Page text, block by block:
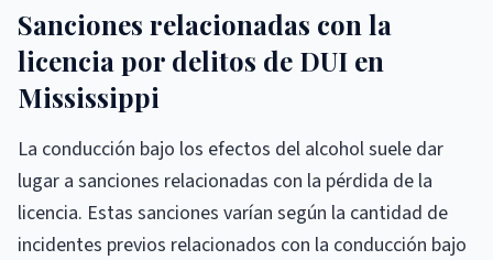
Sanciones relacionadas con la
licencia por delitos de DUI en
Mississippi
La conducción bajo los efectos del alcohol suele dar
lugar a sanciones relacionadas con la pérdida de la
licencia. Estas sanciones varían según la cantidad de
incidentes previos relacionados con la conducción bajo